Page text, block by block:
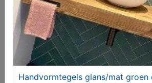
Handvormtegels glans/mat groen